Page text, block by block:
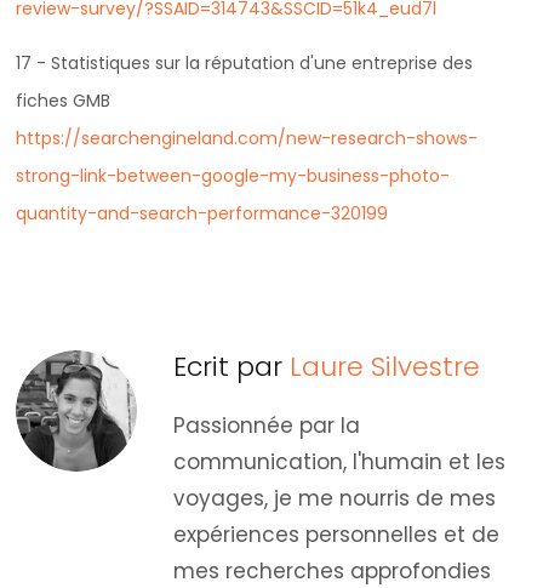
review-survey/?SSAID=314743&SSCID=51k4_eud7l
17 - Statistiques sur la réputation d'une entreprise des
fiches GMB
https://searchengineland.com/new-research-shows-
strong-link-between-google-my-business-photo-
quantity-and-search-performance-320199
Ecrit par Laure Silvestre
Passionnée par la
communication, l'humain et les
voyages, je me nourris de mes
expériences personnelles et de
mes recherches approfondies